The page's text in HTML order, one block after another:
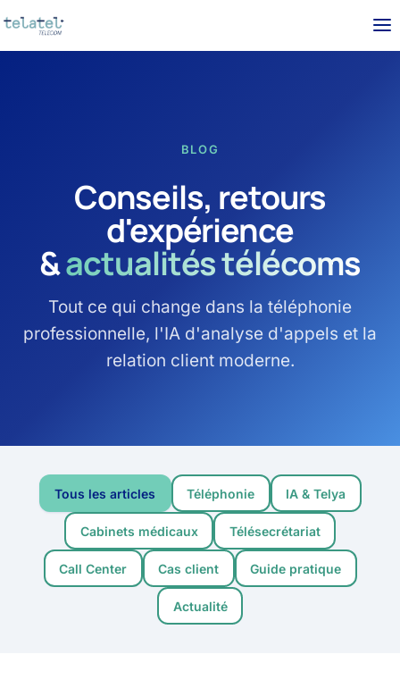
BLOG
Conseils, retours
d'expérience
&actualités télécoms
Tout ce qui change dans la téléphonie
professionnelle, l'IA d'analyse d'appels et la
relation client moderne.
Tous les articles Téléphonie IA & Telya
Cabinets médicaux Télésecrétariat
Call Center Cas client Guide pratique
Actualité